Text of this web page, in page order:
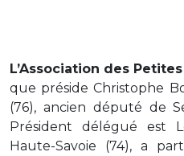
L’Association des
que préside Christophe
(76), ancien député de
Président délégué est
Haute-Savoie (74), a